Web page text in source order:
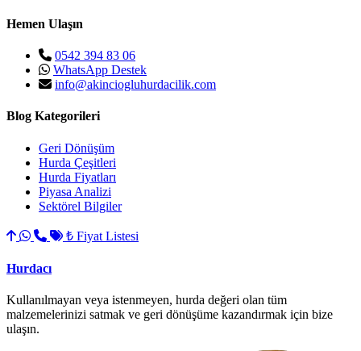
Hemen Ulaşın
0542 394 83 06
WhatsApp Destek
info@akinciogluhurdacilik.com
Blog Kategorileri
Geri Dönüşüm
Hurda Çeşitleri
Hurda Fiyatları
Piyasa Analizi
Sektörel Bilgiler
₺ Fiyat Listesi
Hurdacı
Kullanılmayan veya istenmeyen, hurda değeri olan tüm
malzemelerinizi satmak ve geri dönüşüme kazandırmak için bize
ulaşın.